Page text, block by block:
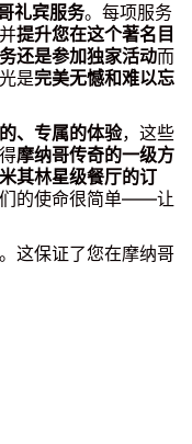
礼宾服务。每项服务
并提升您在这个著名目
还是参加独家活动而
是完美无憾和难以忘
、专属的体验，这些
摩纳哥传奇的一级方
米其林星级餐厅的订
的使命很简单——让
。这保证了您在摩纳哥